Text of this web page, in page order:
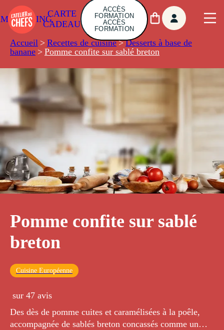
CARTE
CADEAU
ACCÈS
FORMATION
ACCÈS
FORMATION
Accueil > Recettes de cuisine > Desserts à base de
banane > Pomme confite sur sablé breton
Pomme confite sur sablé
breton
Cuisine Européenne
sur 47 avis
Des dès de pomme cuites et caramélisées à la poêle,
accompagnée de sablés breton concassés comme un